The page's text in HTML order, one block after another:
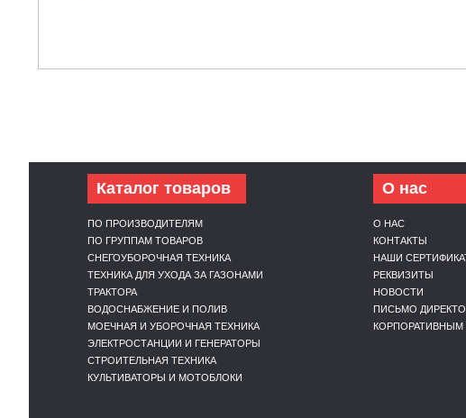
Каталог товаров
ПО ПРОИЗВОДИТЕЛЯМ
ПО ГРУППАМ ТОВАРОВ
СНЕГОУБОРОЧНАЯ ТЕХНИКА
ТЕХНИКА ДЛЯ УХОДА ЗА ГАЗОНАМИ
ТРАКТОРА
ВОДОСНАБЖЕНИЕ И ПОЛИВ
МОЕЧНАЯ И УБОРОЧНАЯ ТЕХНИКА
ЭЛЕКТРОСТАНЦИИ И ГЕНЕРАТОРЫ
СТРОИТЕЛЬНАЯ ТЕХНИКА
КУЛЬТИВАТОРЫ И МОТОБЛОКИ
О нас
О НАС
КОНТАКТЫ
НАШИ
РЕКВИЗИТЫ
НОВОСТИ
ПИСЬМО
КОРПОРАТИВНЫМ